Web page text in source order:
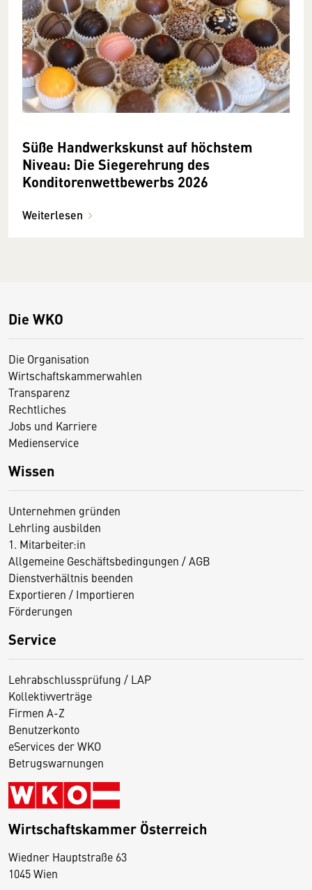
Süße Handwerkskunst auf höchstem
Niveau: Die Siegerehrung des
Konditorenwettbewerbs 2026
Weiterlesen
Die WKO
Die Organisation
Wirtschaftskammerwahlen
Transparenz
Rechtliches
Jobs und Karriere
Medienservice
Wissen
Unternehmen gründen
Lehrling ausbilden
1. Mitarbeiter:in
Allgemeine Geschäftsbedingungen / AGB
Dienstverhältnis beenden
Exportieren / Importieren
Förderungen
Service
Lehrabschlussprüfung / LAP
Kollektivverträge
Firmen A-Z
Benutzerkonto
eServices der WKO
Betrugswarnungen
Wirtschaftskammer Österreich
Wiedner Hauptstraße 63
1045 Wien
D